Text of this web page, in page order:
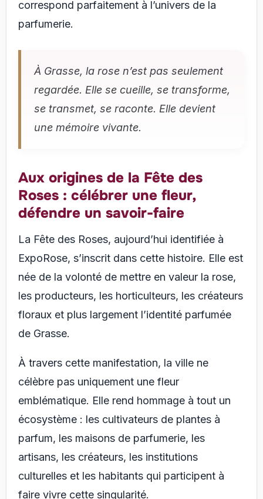
correspond parfaitement à l’univers de la
parfumerie.
À Grasse, la rose n’est pas seulement
regardée. Elle se cueille, se transforme,
se transmet, se raconte. Elle devient
une mémoire vivante.
Aux origines de la Fête des
Roses : célébrer une fleur,
défendre un savoir-faire
La Fête des Roses, aujourd’hui identifiée à
ExpoRose, s’inscrit dans cette histoire. Elle est
née de la volonté de mettre en valeur la rose,
les producteurs, les horticulteurs, les créateurs
floraux et plus largement l’identité parfumée
de Grasse.
À travers cette manifestation, la ville ne
célèbre pas uniquement une fleur
emblématique. Elle rend hommage à tout un
écosystème : les cultivateurs de plantes à
parfum, les maisons de parfumerie, les
artisans, les créateurs, les institutions
culturelles et les habitants qui participent à
faire vivre cette singularité.